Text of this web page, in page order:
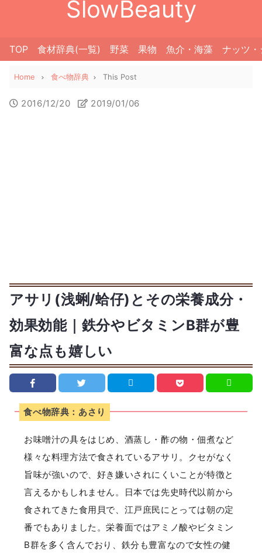
SlowBeauty
TOP 食材辞典(一覧) 野菜 果物 魚介・海藻 ナッツ
Home 食べ物辞典 This Post
2016/12/20 2019/01/06
アサリ(浅蜊/蛤仔)とその栄養成分・
効果効能｜鉄分やビタミンB群が豊
富な点も嬉しい
食べ物辞典：あさり
お味噌汁の具をはじめ、酒蒸し・酢の物・佃煮など
様々な料理方法で食されているアサリ。クセがなく
旨味が強いので、好き嫌いされにくいことが特徴と
言えるかもしれません。日本では先史時代以前から
食されてきた食用貝で、江戸庶民にとっては朝の定
番でもありました。栄養面ではアミノ酸やビタミン
B群を多く含んでおり、鉄分も豊富なので女性の健